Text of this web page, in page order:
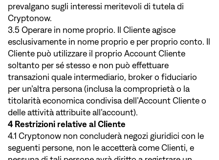
prevalgano sugli interessi meritevoli di tutela di
Cryptonow.
3.5 Operare in nome proprio. Il Cliente agisce
esclusivamente in nome proprio e per proprio conto. Il
Cliente può utilizzare il proprio Account Cliente
soltanto per sé stesso e non può effettuare
transazioni quale intermediario, broker o fiduciario
per un’altra persona (inclusa la comproprietà o la
titolarità economica condivisa dell’Account Cliente o
delle attività attribuite all’account).
4 Restrizioni relative al Cliente
4.1 Cryptonow non concluderà negozi giuridici con le
seguenti persone, non le accetterà come Clienti, e